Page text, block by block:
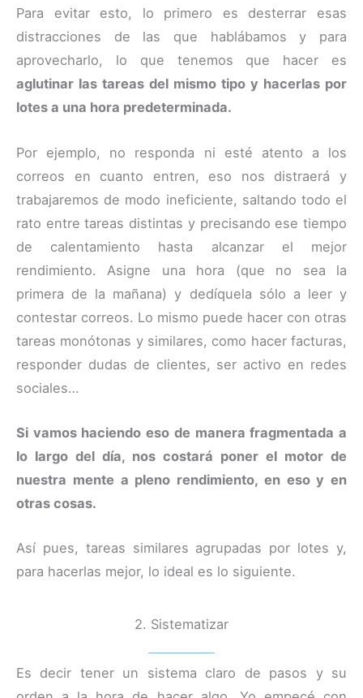
Para evitar esto, lo primero es desterrar esas
distracciones de las que hablábamos y para
aprovecharlo, lo que tenemos que hacer es
aglutinar las tareas del mismo tipo y hacerlas por
lotes a una hora predeterminada.
Por ejemplo, no responda ni esté atento a los
correos en cuanto entren, eso nos distraerá y
trabajaremos de modo ineficiente, saltando todo el
rato entre tareas distintas y precisando ese tiempo
de calentamiento hasta alcanzar el mejor
rendimiento. Asigne una hora (que no sea la
primera de la mañana) y dedíquela sólo a leer y
contestar correos. Lo mismo puede hacer con otras
tareas monótonas y similares, como hacer facturas,
responder dudas de clientes, ser activo en redes
sociales…
Si vamos haciendo eso de manera fragmentada a
lo largo del día, nos costará poner el motor de
nuestra mente a pleno rendimiento, en eso y en
otras cosas.
Así pues, tareas similares agrupadas por lotes y,
para hacerlas mejor, lo ideal es lo siguiente.
2. Sistematizar
Es decir tener un sistema claro de pasos y su